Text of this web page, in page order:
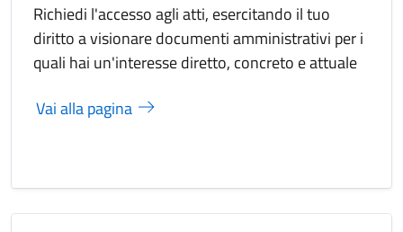
Richiedi l'accesso agli atti, esercitando il tuo
diritto a visionare documenti amministrativi per i
quali hai un'interesse diretto, concreto e attuale
Vai alla pagina